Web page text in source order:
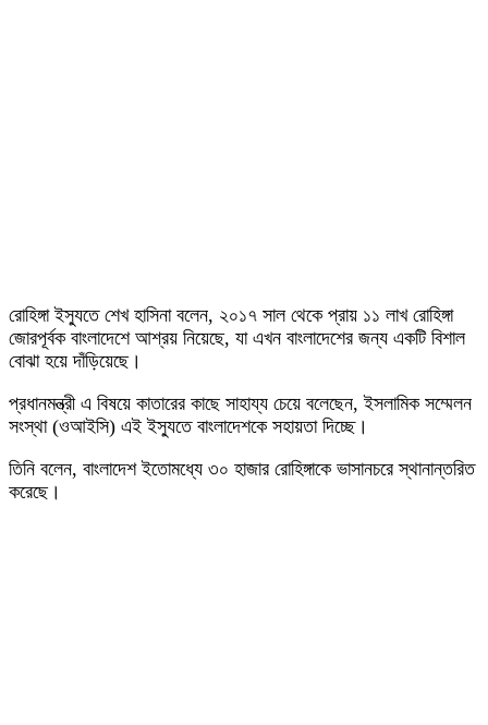
রোহিঙ্গা ইস্যুতে শেখ হাসিনা বলেন, ২০১৭ সাল থেকে প্রায় ১১ লাখ রোহিঙ্গা
জোরপূর্বক বাংলাদেশে আশ্রয় নিয়েছে, যা এখন বাংলাদেশের জন্য একটি বিশাল
বোঝা হয়ে দাঁড়িয়েছে।
প্রধানমন্ত্রী এ বিষয়ে কাতারের কাছে সাহায্য চেয়ে বলেছেন, ইসলামিক সম্মেলন
সংস্থা (ওআইসি) এই ইস্যুতে বাংলাদেশকে সহায়তা দিচ্ছে।
তিনি বলেন, বাংলাদেশ ইতোমধ্যে ৩০ হাজার রোহিঙ্গাকে ভাসানচরে স্থানান্তরিত
করেছে।